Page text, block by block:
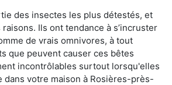
des insectes les plus détestés, et
Ils ont tendance à s’incruster
de vrais omnivores, à tout
que peuvent causer ces bêtes
incontrôlables surtout lorsqu'elles
dans votre maison à Rosières-près-